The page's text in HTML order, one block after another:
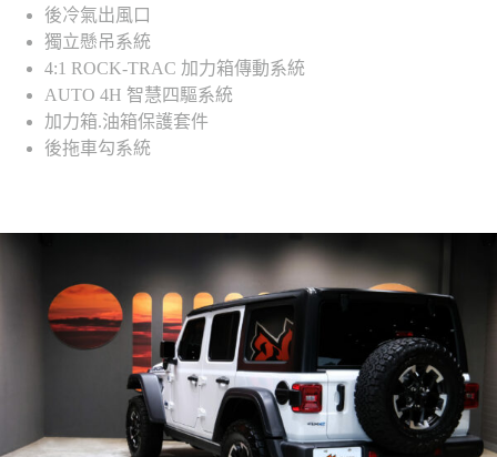
後冷氣出風口
獨立懸吊系統
4:1 ROCK-TRAC 加力箱傳動系統
AUTO 4H 智慧四驅系統
加力箱.油箱保護套件
後拖車勾系統